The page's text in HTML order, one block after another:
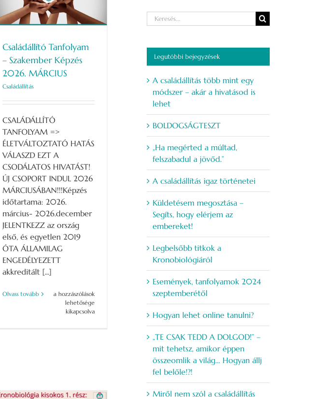
Családállító Tanfolyam
– Szakember Képzés
2026. MÁRCIUS
Családállítás
CSALÁDÁLLÍTÓ
TANFOLYAM =>
ÉLETVÁLTOZTATÓ HATÁS
VÁLASZD EZT A
CSODÁLATOS HIVATÁST!
ÚJ CSOPORT INDUL 2026
MÁRCIUSÁBAN!!!Képzés
időtartama: 2026.
március- 2026.december
JELENTKEZZ az ország
első, és egyetlen 2019
ÓTA ÁLLAMILAG
ENGEDÉLYEZETT
akkreditált [...]
Olvass tovább
Családállító
Tanfolyam
a hozzászólások
lehetősége
kikapcsolva
Keresés...
Legutóbbi bejegyzések
A családállítás több mint egy
módszer – akár a hivatásod is
lehet
BOLDOGSÁGTESZT
„Ha megérted a múltad,
felszabadul a jövőd.”
A családállítás igaz történetei
Küldetésem megosztása –
Segíts, hogy elérjem az
embereket!
Legbelsőbb titkok a
Kronobiológiáról
Események, tanfolyamok 2024
szeptemberétől
Hogyan lehet online tanulni?
„TE CSAK TEDD A DOLGOD!” –
mit tehetsz, amikor éppen
összeomlik a világ… Hogyan állj
fel belőle!?!
Miről nem szól a családállítás